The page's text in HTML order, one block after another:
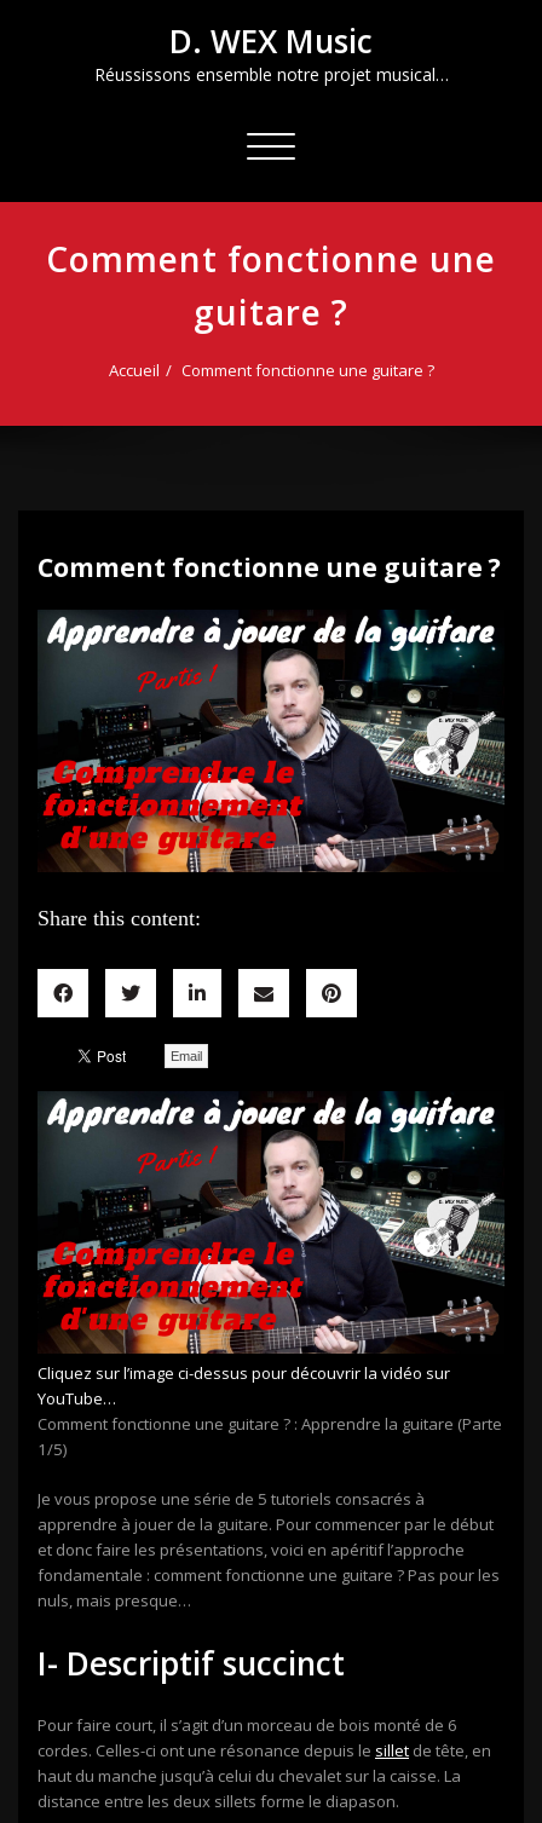
D. WEX Music
Réussissons ensemble notre projet musical…
Afficher/masquer
navigation
Comment fonctionne une
guitare ?
Accueil Comment fonctionne une guitare ?
Comment fonctionne une guitare ?
Share this content:
Email
Cliquez sur l’image ci-dessus pour découvrir la vidéo sur
YouTube…
Comment fonctionne une guitare ? : Apprendre la guitare (Parte
1/5)
Je vous propose une série de 5 tutoriels consacrés à
apprendre à jouer de la guitare. Pour commencer par le début
et donc faire les présentations, voici en apéritif l’approche
fondamentale : comment fonctionne une guitare ? Pas pour les
nuls, mais presque…
I- Descriptif succinct
Pour faire court, il s’agit d’un morceau de bois monté de 6
cordes. Celles-ci ont une résonance depuis le sillet de tête, en
haut du manche jusqu’à celui du chevalet sur la caisse. La
distance entre les deux sillets forme le diapason.